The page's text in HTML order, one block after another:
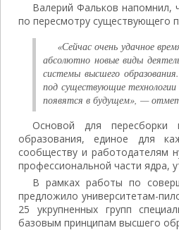
Валерий Фальков напомнил,
по пересмотру существующего
«Сейчас очень удачное
абсолютно новые виды
системы высшего
под существующие
появятся в будущем», —
Основой для пересборки
образования, единое для
сообществу и работодателям
профессиональной части ядра,
В рамках работы по
предложило университетам-
25 укрупненных групп
базовым принципам высшего